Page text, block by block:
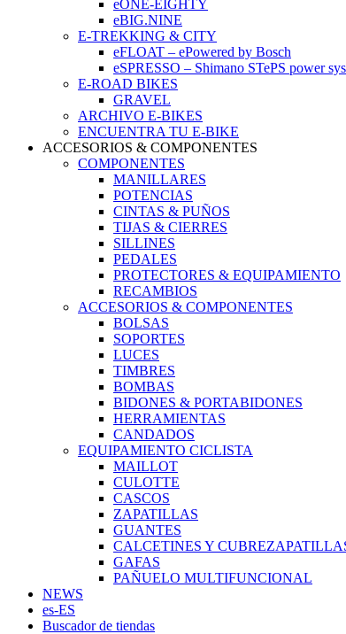
eONE-EIGHTY
eBIG.NINE
E-TREKKING & CITY
eFLOAT – ePowered by Bosch
eSPRESSO – Shimano STePS power
E-ROAD BIKES
GRAVEL
ARCHIVO E-BIKES
ENCUENTRA TU E-BIKE
ACCESORIOS & COMPONENTES
COMPONENTES
MANILLARES
POTENCIAS
CINTAS & PUÑOS
TIJAS & CIERRES
SILLINES
PEDALES
PROTECTORES & EQUIPAMIENTO
RECAMBIOS
ACCESORIOS & COMPONENTES
BOLSAS
SOPORTES
LUCES
TIMBRES
BOMBAS
BIDONES & PORTABIDONES
HERRAMIENTAS
CANDADOS
EQUIPAMIENTO CICLISTA
MAILLOT
CULOTTE
CASCOS
ZAPATILLAS
GUANTES
CALCETINES Y
GAFAS
PAÑUELO MULTIFUNCIONAL
NEWS
es-ES
Buscador de tiendas